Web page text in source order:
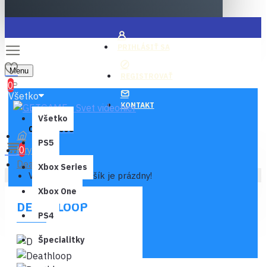
PRIHLÁSIŤ SA
REGISTROVAŤ
KONTAKT
Menu
0
0 ks - 0,00€
0
Váš nákupný košík je prázdny!
Všetko
Všetko
PS5
Xbox Series
Xbox One
PS4
Špecialitky
Hry
Deathloop
DEATHLOOP